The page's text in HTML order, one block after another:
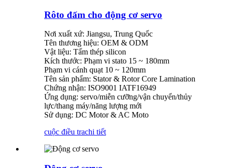
Rôto đấm cho động cơ servo
Nơi xuất xứ: Jiangsu, Trung Quốc
Tên thương hiệu: OEM & ODM
Vật liệu: Tấm thép silicon
Kích thước: Phạm vi stato 15 ~ 180mm
Phạm vi cánh quạt 10 ~ 120mm
Tên sản phẩm: Stator & Rotor Core Lamination
Chứng nhận: ISO9001 IATF16949
Ứng dụng: servo/miễn cưỡng/vận chuyển/thủy
lực/thang máy/năng lượng mới
Sử dụng: DC Motor & AC Moto
cuộc điều trachi tiết